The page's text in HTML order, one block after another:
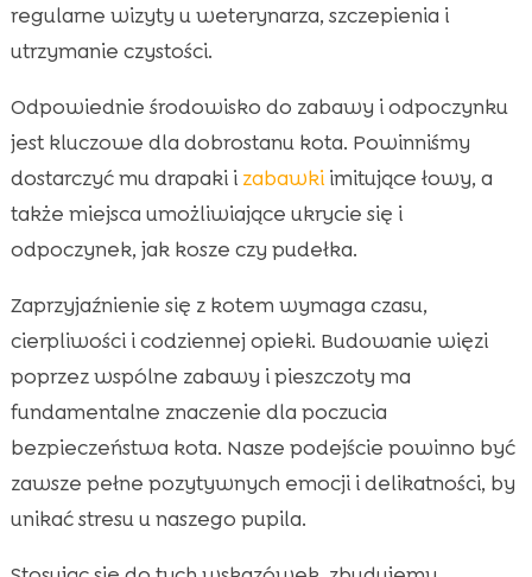
regularne wizyty u weterynarza, szczepienia i
utrzymanie czystości.
Odpowiednie środowisko do zabawy i odpoczynku
jest kluczowe dla dobrostanu kota. Powinniśmy
dostarczyć mu drapaki i zabawkiimitujące łowy, a
także miejsca umożliwiające ukrycie się i
odpoczynek, jak kosze czy pudełka.
Zaprzyjaźnienie się z kotem wymaga czasu,
cierpliwości i codziennej opieki. Budowanie więzi
poprzez wspólne zabawy i pieszczoty ma
fundamentalne znaczenie dla poczucia
bezpieczeństwa kota. Nasze podejście powinno być
zawsze pełne pozytywnych emocji i delikatności, by
unikać stresu u naszego pupila.